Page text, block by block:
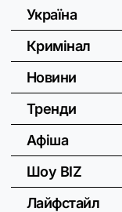
Україна
Кримінал
Новини
Тренди
Афіша
Шоу BIZ
Лайфстайл